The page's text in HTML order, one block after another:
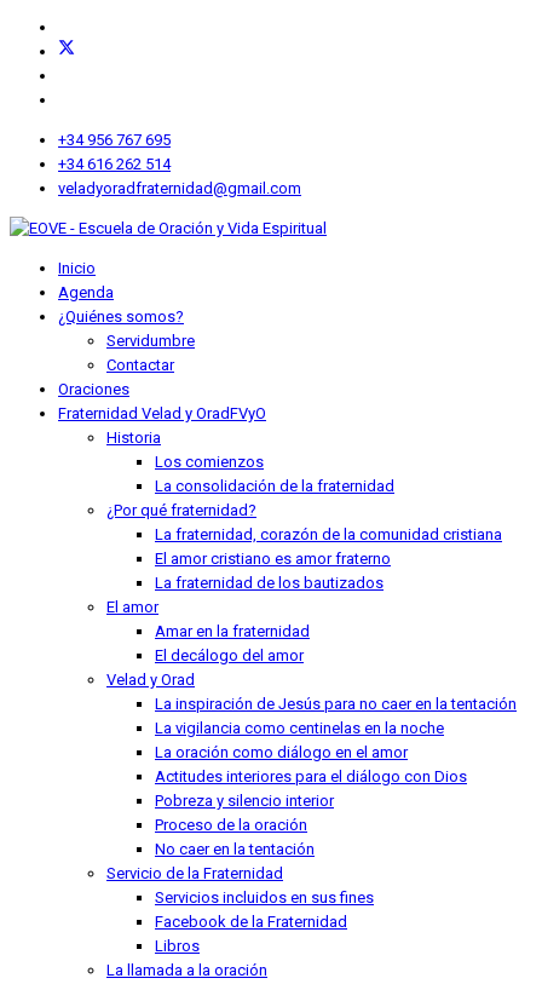
+34 956 767 695
+34 616 262 514
veladyoradfraternidad@gmail.com
Inicio
Agenda
¿Quiénes somos?
Servidumbre
Contactar
Oraciones
Fraternidad Velad y OradFVyO
Historia
Los comienzos
La consolidación de la fraternidad
¿Por qué fraternidad?
La fraternidad, corazón de la comunidad cristiana
El amor cristiano es amor fraterno
La fraternidad de los bautizados
El amor
Amar en la fraternidad
El decálogo del amor
Velad y Orad
La inspiración de Jesús para no caer en la tentación
La vigilancia como centinelas en la noche
La oración como diálogo en el amor
Actitudes interiores para el diálogo con Dios
Pobreza y silencio interior
Proceso de la oración
No caer en la tentación
Servicio de la Fraternidad
Servicios incluidos en sus fines
Facebook de la Fraternidad
Libros
La llamada a la oración